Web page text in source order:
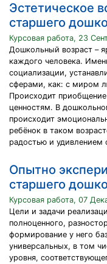
Эстетическое
старшего
Курсовая работа, 23
Дошкольный возраст –
каждого человека.
социализации,
сферами, как: с миром
Происходит
ценностям. В
происходит
ребёнок в таком
радостью и
Опытно
старшего
Курсовая работа, 07
Цели и задачи
полноценного,
формирование у него
универсальных, в том
уровня,